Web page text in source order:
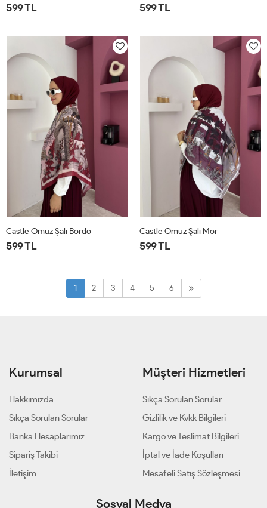
599 TL 599 TL
Castle Omuz Şalı Bordo
599 TL
Castle Omuz Şalı Mor
599 TL
1 2 3 4 5 6
Kurumsal
Hakkımızda
Sıkça Sorulan Sorular
Banka Hesaplarımız
Sipariş Takibi
İletişim
Müşteri Hizmetleri
Sıkça Sorulan Sorular
Gizlilik ve Kvkk Bilgileri
Kargo ve Teslimat Bilgileri
İptal ve İade Koşulları
Mesafeli Satış Sözleşmesi
Sosyal Medya